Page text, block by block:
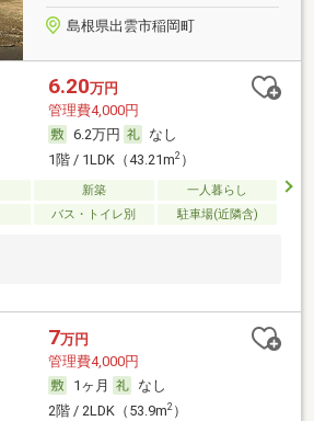
島根県出雲市稲岡町
6.20万円
管理費4,000円
6.2万円
なし
1階 / 1LDK（43.21m2）
新築
一人暮らし
バス・トイレ別 駐車場(近隣含)
7万円
管理費4,000円
1ヶ月
なし
2階 / 2LDK（53.9m2）